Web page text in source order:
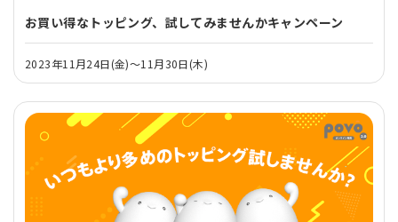
お買い得なトッピング、試してみませんかキャンペーン
2023年11月24日(金)～11月30日(木)